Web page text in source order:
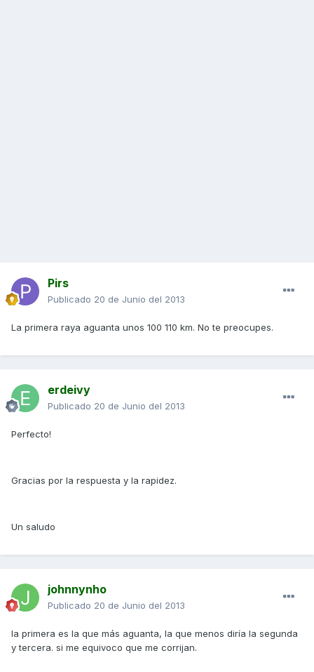
Pirs
Publicado 20 de Junio del 2013
La primera raya aguanta unos 100 110 km. No te preocupes.
erdeivy
Publicado 20 de Junio del 2013
Perfecto!
Gracias por la respuesta y la rapidez.
Un saludo
johnnynho
Publicado 20 de Junio del 2013
la primera es la que más aguanta, la que menos diría la segunda
y tercera. si me equivoco que me corrijan.